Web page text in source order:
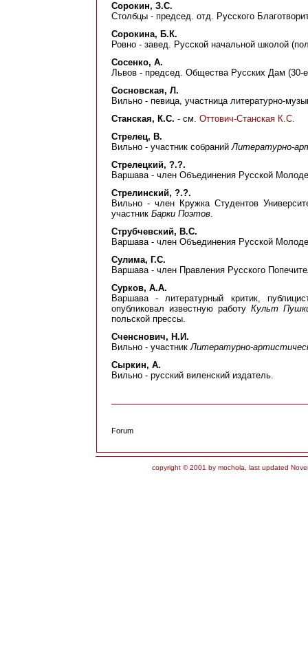
Сорокин, З.С.
Столбцы - председ. отд. Русского
Сорокина, Б.К.
Ровно - завед. Русской начальной школой
Сосенко, А.
Львов - председ. Общества Русских Дам (30-е
Сосновская, Л.
Вильно - певица, участница литературно-
Станская, К.С. - см. Оттович-Станская К.С.
Стрелец, В.
Вильно - участник собранийЛитературно-
Стрелецкий, ?.?.
Варшава - член Объединения Русской
Стрелинский, ?.?.
Вильно - член Кружка Студентов
участник Барки Поэтов.
Струбчевский, В.С.
Варшава - член Объединения Русской
Сулима, Г.С.
Варшава - член Правления Русского
Сурков, А.А.
Варшава - литературный критик,
опубликовал известную работу Культ
польской прессы.
Сченснович, Н.И.
Вильно - участникЛитературно-
Сыркин, А.
Вильно - русский виленский издатель.
Forum
copyright © 2001 by mochola, last updated